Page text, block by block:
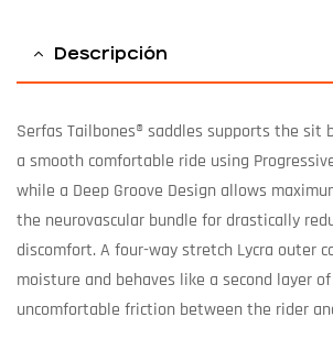
Descripción
Serfas Tailbones® saddles supports the sit
a smooth comfortable ride using
while a Deep Groove Design allows
the neurovascular bundle for drastically
discomfort. A four-way stretch Lycra outer
moisture and behaves like a second layer
uncomfortable friction between the rider